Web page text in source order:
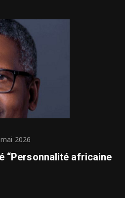
2026
“Personnalité africaine